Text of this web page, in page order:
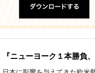
『ニューヨーク１本勝負